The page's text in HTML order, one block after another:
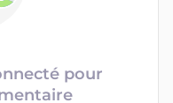
pour